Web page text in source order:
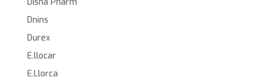
Dnins
Durex
E.llocar
E.Llorca